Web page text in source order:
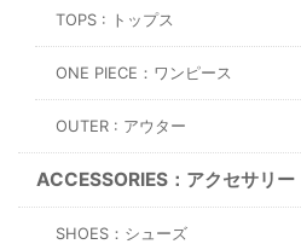
TOPS : トップス
ONE PIECE：ワンピース
OUTER : アウター
ACCESSORIES：アクセサリー
SHOES：シューズ